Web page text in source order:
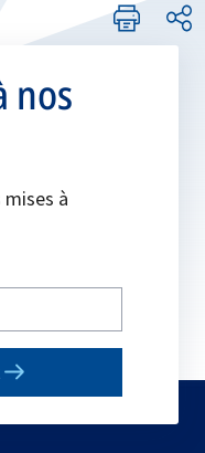
nos
à